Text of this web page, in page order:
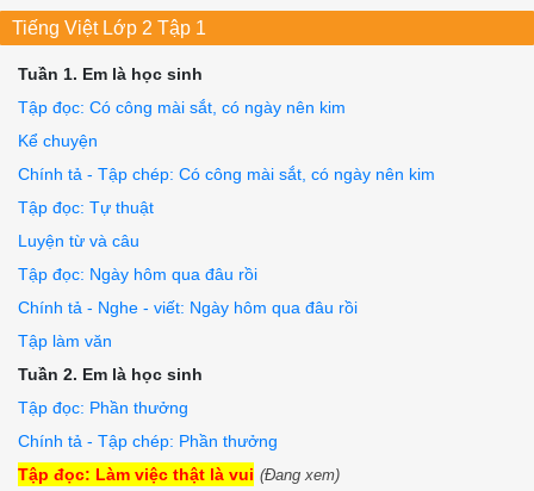
Tiếng Việt Lớp 2 Tập 1
Tuần 1. Em là học sinh
Tập đọc: Có công mài sắt, có ngày nên kim
Kể chuyện
Chính tả - Tập chép: Có công mài sắt, có ngày nên kim
Tập đọc: Tự thuật
Luyện từ và câu
Tập đọc: Ngày hôm qua đâu rồi
Chính tả - Nghe - viết: Ngày hôm qua đâu rồi
Tập làm văn
Tuần 2. Em là học sinh
Tập đọc: Phần thưởng
Chính tả - Tập chép: Phần thưởng
Tập đọc: Làm việc thật là vui (Đang xem)